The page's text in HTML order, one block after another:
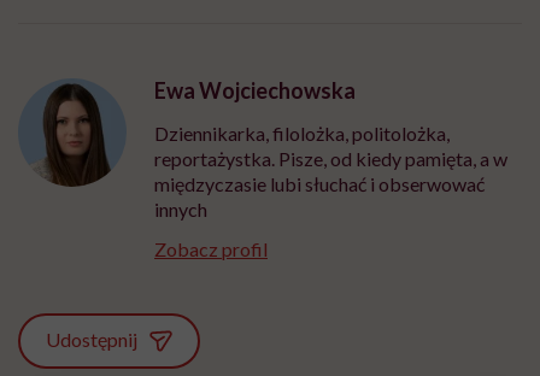
Ewa Wojciechowska
Dziennikarka, filolożka, politolożka,
reportażystka. Pisze, od kiedy pamięta, a w
międzyczasie lubi słuchać i obserwować
innych
Zobacz profil
Udostępnij